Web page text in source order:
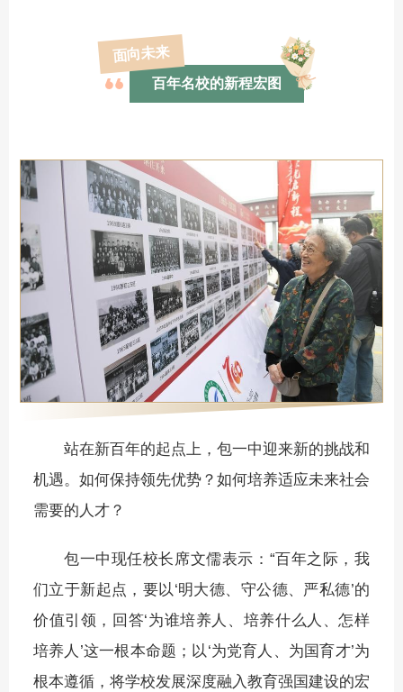
面向未来
百年名校的新程宏图
站在新百年的起点上，包一中迎来新的挑战和
机遇。如何保持领先优势？如何培养适应未来社会
需要的人才？
包一中现任校长席文儒表示：“百年之际，我
们立于新起点，要以‘明大德、守公德、严私德’的
价值引领，回答‘为谁培养人、培养什么人、怎样
培养人’这一根本命题；以‘为党育人、为国育才’为
根本遵循，将学校发展深度融入教育强国建设的宏